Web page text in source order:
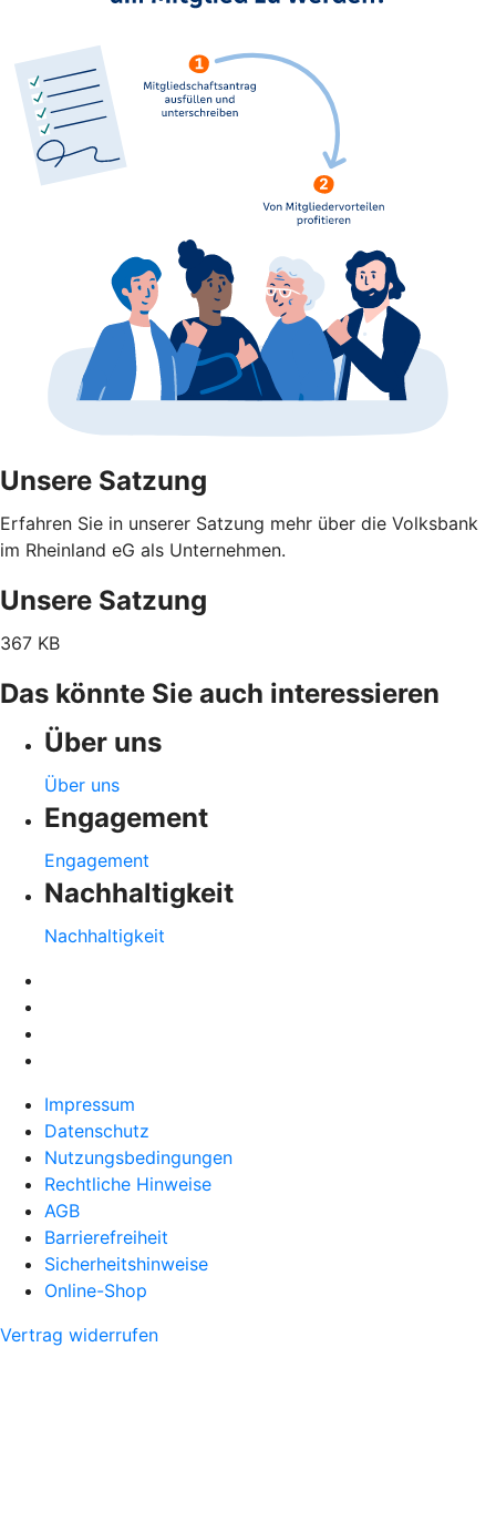
Unsere Satzung
Erfahren Sie in unserer Satzung mehr über die Volksbank
im Rheinland eG als Unternehmen.
Unsere Satzung
367 KB
Das könnte Sie auch interessieren
Über uns
Über uns
Engagement
Engagement
Nachhaltigkeit
Nachhaltigkeit
Impressum
Datenschutz
Nutzungsbedingungen
Rechtliche Hinweise
AGB
Barrierefreiheit
Sicherheitshinweise
Online-Shop
Vertrag widerrufen